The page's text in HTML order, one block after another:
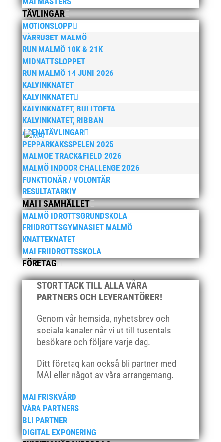
TÄVLINGAR
MOTIONSLOPP
VÅRRUSET MALMÖ
RUN MALMÖ 10K & 21K
MIDNATTSLOPPET
RUN MALMÖ 14 JUNI 2026
KALVINKNATET
KALVINKNATET
KALVINKNATET, BULLTOFTA
KALVINKNATET, RIBBAN
ARENATÄVLINGAR
PEPPARKAKSSPELEN 2025
MALMOE TRACK&FIELD 2026
MALMÖ INDOOR CHALLENGE 2026
FUNKTIONÄR / VOLONTÄR
RESULTATARKIV
MAI I SAMHÄLLET
MALMÖ IDROTTSGRUNDSKOLA
FRIIDROTTSGYMNASIET MALMÖ
KNATTEKNATET
MAI FRIIDROTTSSKOLA
FÖRETAG
STORT TACK TILL ALLA VÅRA
PARTNERS OCH LEVERANTÖRER!
Genom vår hemsida, nyhetsbrev och
sociala kanaler når vi ut till tusentals
besökare och följare varje dag.
Ditt företag kan också bli partner med
MAI eller något av våra arrangemang.
MAI FRISKVÅRD
VÅRA PARTNERS
BLI PARTNER
DIGITAL EXPONERING
augusti 2025
juli 2025
april 2025
mars 2025
januari 2025
oktober 2024
september 2024
augusti 2024
juni 2024
april 2024
mars 2024
februari 2024
januari 2024
december 2023
maj 2023
april 2023
januari 2023
november 2022
september 2022
augusti 2022
juni 2022
april 2022
mars 2022
januari 2022
december 2021
november 2021
oktober 2021
september 2021
juni 2021